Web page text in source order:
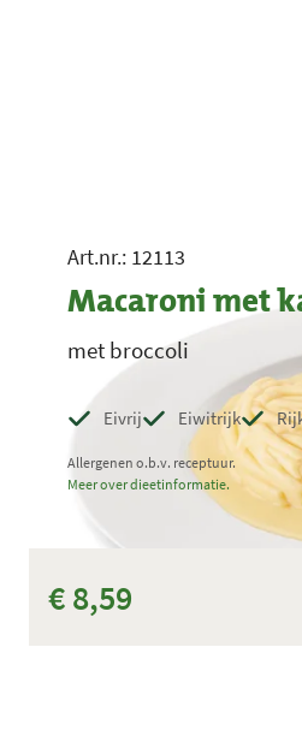
Art.nr.: 12113
Macaroni met
met broccoli
Eivrij Eiwitrijk
Allergenen o.b.v. receptuur.
Meer over dieetinformatie.
€ 8,59